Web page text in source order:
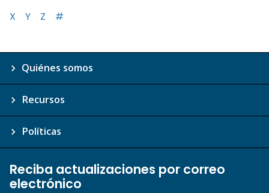
X
Y Z #
Quiénes somos
Recursos
Políticas
Reciba actualizaciones por correo
electrónico